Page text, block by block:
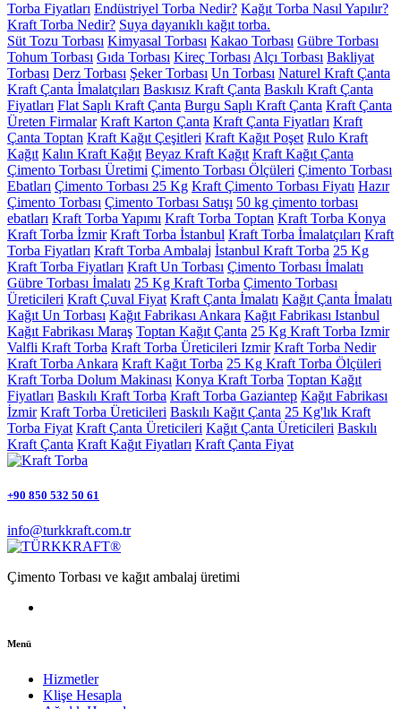
Torba Fiyatları Endüstriyel Torba Nedir? Kağıt Torba Nasıl Yapılır?
Kraft Torba Nedir? Suya dayanıklı kağıt torba.
Süt Tozu Torbası Kimyasal Torbası Kakao Torbası Gübre Torbası
Tohum Torbası Gıda Torbası Kireç Torbası Alçı Torbası Bakliyat
Torbası Derz Torbası Şeker Torbası Un Torbası Naturel Kraft Çanta
Kraft Çanta İmalatçıları Baskısız Kraft Çanta Baskılı Kraft Çanta
Fiyatları Flat Saplı Kraft Çanta Burgu Saplı Kraft Çanta Kraft Çanta
Üreten Firmalar Kraft Karton Çanta Kraft Çanta Fiyatları Kraft
Çanta Toptan Kraft Kağıt Çeşitleri Kraft Kağıt Poşet Rulo Kraft
Kağıt Kalın Kraft Kağıt Beyaz Kraft Kağıt Kraft Kağıt Çanta
Çimento Torbası Üretimi Çimento Torbası Ölçüleri Çimento Torbası
Ebatları Çimento Torbası 25 Kg Kraft Çimento Torbası Fiyatı Hazır
Çimento Torbası Çimento Torbası Satışı 50 kg çimento torbası
ebatları Kraft Torba Yapımı Kraft Torba Toptan Kraft Torba Konya
Kraft Torba İzmir Kraft Torba İstanbul Kraft Torba İmalatçıları Kraft
Torba Fiyatları Kraft Torba Ambalaj İstanbul Kraft Torba 25 Kg
Kraft Torba Fiyatları Kraft Un Torbası Çimento Torbası İmalatı
Gübre Torbası İmalatı 25 Kg Kraft Torba Çimento Torbası
Üreticileri Kraft Çuval Fiyat Kraft Çanta İmalatı Kağıt Çanta İmalatı
Kağıt Un Torbası Kağıt Fabrikası Ankara Kağıt Fabrikası Istanbul
Kağıt Fabrikası Maraş Toptan Kağıt Çanta 25 Kg Kraft Torba Izmir
Valfli Kraft Torba Kraft Torba Üreticileri Izmir Kraft Torba Nedir
Kraft Torba Ankara Kraft Kağıt Torba 25 Kg Kraft Torba Ölçüleri
Kraft Torba Dolum Makinası Konya Kraft Torba Toptan Kağıt
Fiyatları Baskılı Kraft Torba Kraft Torba Gaziantep Kağıt Fabrikası
İzmir Kraft Torba Üreticileri Baskılı Kağıt Çanta 25 Kg'lık Kraft
Torba Fiyat Kraft Çanta Üreticileri Kağıt Çanta Üreticileri Baskılı
Kraft Çanta Kraft Kağıt Fiyatları Kraft Çanta Fiyat
+90 850 532 50 61
info@turkkraft.com.tr
Çimento Torbası ve kağıt ambalaj üretimi
Menü
Hizmetler
Klişe Hesapla